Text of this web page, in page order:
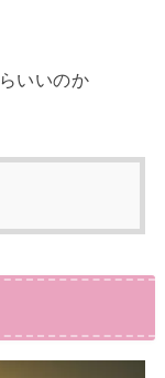
いいのか